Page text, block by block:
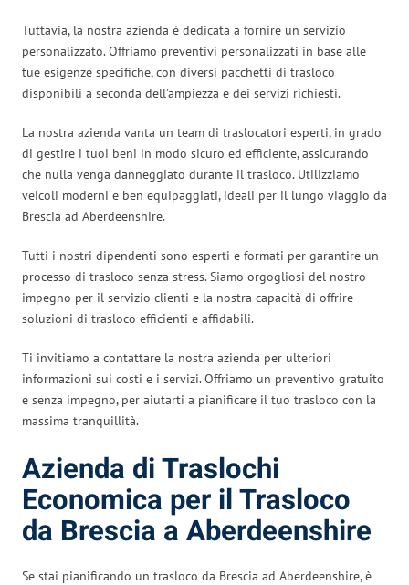
Tuttavia, la nostra azienda è dedicata a fornire un servizio
personalizzato. Offriamo preventivi personalizzati in base alle
tue esigenze specifiche, con diversi pacchetti di trasloco
disponibili a seconda dell’ampiezza e dei servizi richiesti.
La nostra azienda vanta un team di traslocatori esperti, in grado
di gestire i tuoi beni in modo sicuro ed efficiente, assicurando
che nulla venga danneggiato durante il trasloco. Utilizziamo
veicoli moderni e ben equipaggiati, ideali per il lungo viaggio da
Brescia ad Aberdeenshire.
Tutti i nostri dipendenti sono esperti e formati per garantire un
processo di trasloco senza stress. Siamo orgogliosi del nostro
impegno per il servizio clienti e la nostra capacità di offrire
soluzioni di trasloco efficienti e affidabili.
Ti invitiamo a contattare la nostra azienda per ulteriori
informazioni sui costi e i servizi. Offriamo un preventivo gratuito
e senza impegno, per aiutarti a pianificare il tuo trasloco con la
massima tranquillità.
Azienda di Traslochi
Economica per il Trasloco
da Brescia a Aberdeenshire
Se stai pianificando un trasloco da Brescia ad Aberdeenshire, è